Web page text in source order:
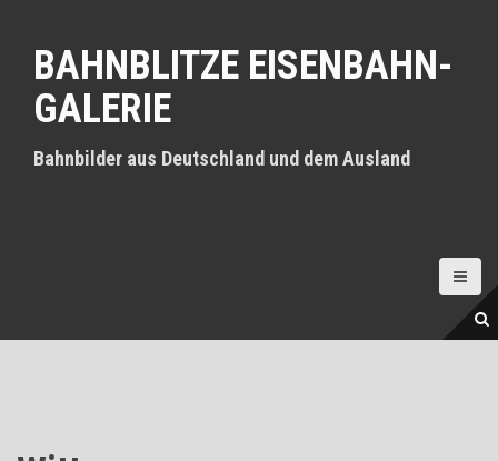
t
BAHNBLITZE EISENBAHN-
GALERIE
Bahnbilder aus Deutschland und dem Ausland